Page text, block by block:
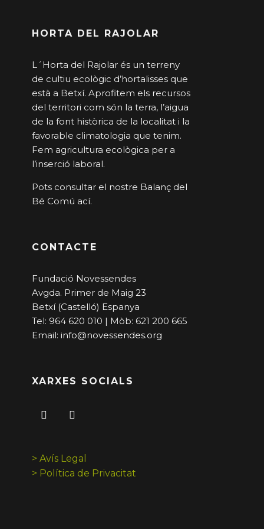
HORTA DEL RAJOLAR
L´Horta del Rajolar és un terreny
de cultiu ecològic d’hortalisses que
està a Betxí. Aprofitem els recursos
del territori com són la terra, l’aigua
de la font històrica de la localitat i la
favorable climatologia que tenim.
Fem agricultura ecològica per a
l’inserció laboral.
Pots consultar el nostre Balanç del
Bé Comú ací.
CONTACTE
Fundació Novessendes
Avgda. Primer de Maig 23
Betxí (Castelló) Espanya
Tel: 964 620 010 | Mòb: 621 200 665
Email: info@novessendes.org
XARXES SOCIALS
> Avís Legal
> Política de Privacitat